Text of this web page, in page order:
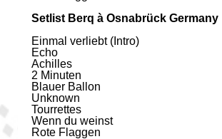
Setlist Berq à Osnabrück Germany
Einmal verliebt (Intro)
Echo
Achilles
2 Minuten
Blauer Ballon
Unknown
Tourrettes
Wenn du weinst
Rote Flaggen